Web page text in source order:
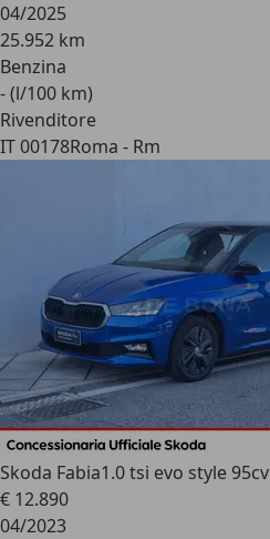
04/2025
25.952 km
Benzina
- (l/100 km)
Rivenditore
IT 00178Roma - Rm
Skoda Fabia1.0 tsi evo style 95cv
€ 12.890
04/2023